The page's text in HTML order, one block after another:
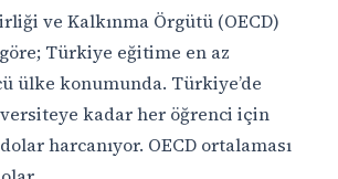
ve Kalkınma Örgütü (OECD)
Türkiye eğitime en az
ülke konumunda. Türkiye’de
kadar her öğrenci için
harcanıyor. OECD ortalaması